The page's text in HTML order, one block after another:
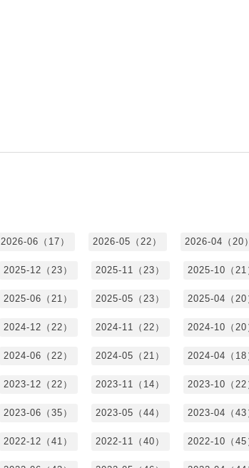
2026-06（17） 2026-05（22） 2026-04（20
2025-12（23） 2025-11（23） 2025-10（21
2025-06（21） 2025-05（23） 2025-04（20
2024-12（22） 2024-11（22） 2024-10（20
2024-06（22） 2024-05（21） 2024-04（18
2023-12（22） 2023-11（14） 2023-10（22
2023-06（35） 2023-05（44） 2023-04（43
2022-12（41） 2022-11（40） 2022-10（45